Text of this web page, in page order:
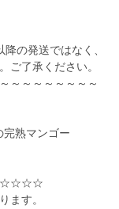
の発送ではなく、
ご了承ください。
～～～～～～～～
熟マンゴー
ます。